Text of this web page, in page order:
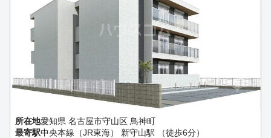
所在地愛知県 名古屋市守山区 鳥神町
最寄駅中央本線（JR東海） 新守山駅 （徒歩6分）